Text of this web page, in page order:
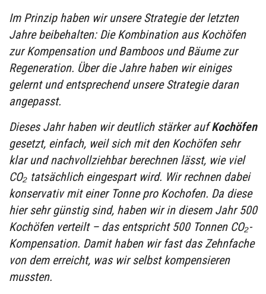
Im Prinzip haben wir unsere Strategie der letzten
Jahre beibehalten: Die Kombination aus Kochöfen
zur Kompensation und Bamboos und Bäume zur
Regeneration. Über die Jahre haben wir einiges
gelernt und entsprechend unsere Strategie daran
angepasst.
Dieses Jahr haben wir deutlich stärker aufKochöfen
gesetzt, einfach, weil sich mit den Kochöfen sehr
klar und nachvollziehbar berechnen lässt, wie viel
CO₂ tatsächlich eingespart wird. Wir rechnen dabei
konservativ mit einer Tonne pro Kochofen. Da diese
hier sehr günstig sind, haben wir in diesem Jahr 500
Kochöfen verteilt – das entspricht 500 Tonnen CO₂-
Kompensation. Damit haben wir fast das Zehnfache
von dem erreicht, was wir selbst kompensieren
mussten.